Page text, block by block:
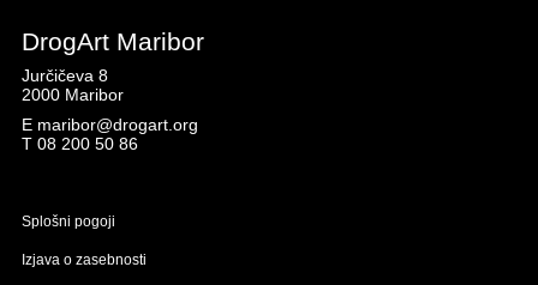
DrogArt Maribor
Jurčičeva 8
2000 Maribor
E maribor@drogart.org
T 08 200 50 86
Splošni pogoji
Izjava o zasebnosti